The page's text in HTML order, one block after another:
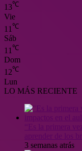
13℃
Vie
11 ℃
Sáb
11 ℃
Dom
12℃
Lun
LO MÁS RECIENTE
3 semanas atrás